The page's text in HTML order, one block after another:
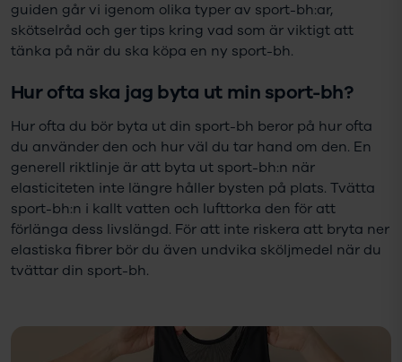
guiden går vi igenom olika typer av sport-bh:ar,
skötselråd och ger tips kring vad som är viktigt att
tänka på när du ska köpa en ny sport-bh.
Hur ofta ska jag byta ut min sport-bh?
Hur ofta du bör byta ut din sport-bh beror på hur ofta
du använder den och hur väl du tar hand om den. En
generell riktlinje är att byta ut sport-bh:n när
elasticiteten inte längre håller bysten på plats. Tvätta
sport-bh:n i kallt vatten och lufttorka den för att
förlänga dess livslängd. För att inte riskera att bryta ner
elastiska fibrer bör du även undvika sköljmedel när du
tvättar din sport-bh.